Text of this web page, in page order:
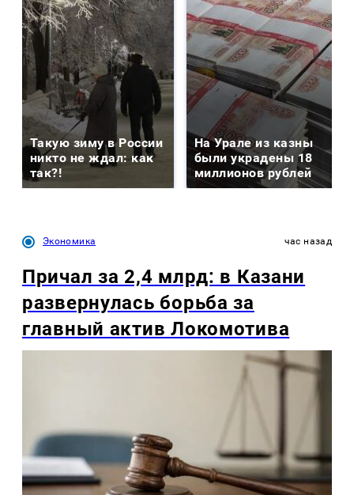
Такую зиму в России
никто не ждал: как
так?!
На Урале из казны
были украдены 18
миллионов рублей
Экономика час назад
Причал за 2,4 млрд: в Казани
развернулась борьба за
главный актив Локомотива